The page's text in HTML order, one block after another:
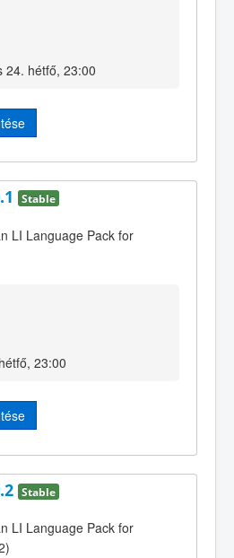
24. hétfő, 23:00
Stable
LI Language Pack for
23:00
Stable
LI Language Pack for